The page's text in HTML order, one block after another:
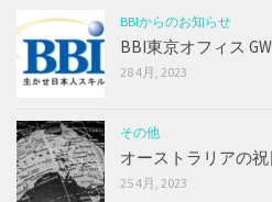
BBIからのお知らせ
BBI東京オフィス
28 4月, 2023
その他
オーストラリアの祝
25 4月, 2023